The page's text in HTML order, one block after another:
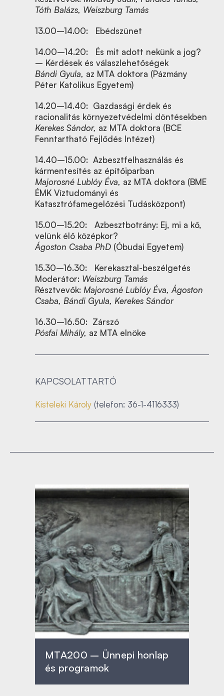
Tóth Balázs, Weiszburg Tamás
13.00–14.00: Ebédszünet
14.00–14.20: És mit adott nekünk a jog?
– Kérdések és válaszlehetőségek
Bándi Gyula, az MTA doktora (Pázmány
Péter Katolikus Egyetem)
14.20–14.40: Gazdasági érdek és
racionalitás környezetvédelmi döntésekben
Kerekes Sándor, az MTA doktora (BCE
Fenntartható Fejlődés Intézet)
14.40–15.00: Azbesztfelhasználás és
kármentesítés az építőiparban
Majorosné Lublóy Éva, az MTA doktora (BME
ÉMK Víztudományi és
Katasztrófamegelőzési Tudásközpont)
15.00–15.20: Azbesztbotrány: Ej, mi a kő,
velünk élő középkor?
Ágoston Csaba PhD (Óbudai Egyetem)
15.30–16.30: Kerekasztal-beszélgetés
Moderátor: Weiszburg Tamás
Résztvevők: Majorosné Lublóy Éva, Ágoston
Csaba, Bándi Gyula, Kerekes Sándor
16.30–16.50: Zárszó
Pósfai Mihály, az MTA elnöke
KAPCSOLATTARTÓ
Kisteleki Károly (telefon: 36-1-4116333)
MTA200 – Ünnepi honlap
és programok